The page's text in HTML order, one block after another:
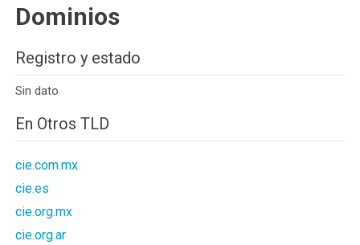
Dominios
Registro y estado
Sin dato
En Otros TLD
cie.com.mx
cie.es
cie.org.mx
cie.org.ar